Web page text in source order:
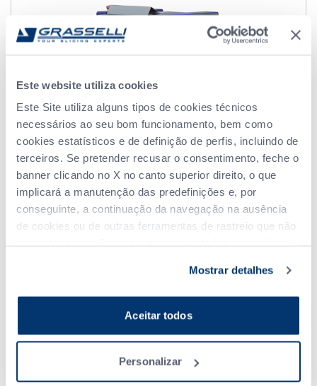
Este website utiliza cookies
Este Site utiliza alguns tipos de cookies técnicos
necessários ao seu bom funcionamento, bem como
cookies estatísticos e de definição de perfis, incluindo de
terceiros. Se pretender recusar o consentimento, feche o
banner clicando no X no canto superior direito, o que
implicará a manutenção das predefinições e, por
conseguinte, a continuação da navegação na ausência
de cookies ou de outras ferramentas de rastreio que não
forma autónoma os cookies a aceitar, clique em
"Personalizar". Para saber mais, consulte a
Política de privacidade.
Mostrar detalhes
Aceitar todos
Personalizar
Esfolador compacto para peixe fresco.
Apresenta excelentes resultados apesar do seu pequeno
tamanho. Garante um ótimo processamento apesar do